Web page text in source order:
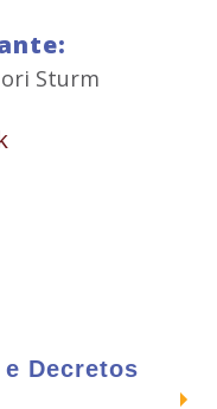
Sturm
José André
Minas/MG,
Decretos